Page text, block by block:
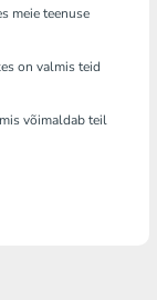
meie teenuse
on valmis teid
võimaldab teil